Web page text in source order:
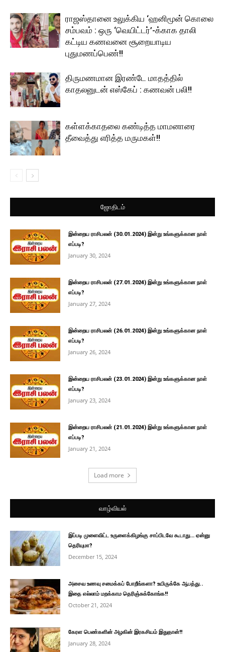
ராஜஸ்தானை உலுக்கிய ‘ஹனிமூன் கொலை
சம்பவம் : ஒரு ‘வெயிட்டர்’-க்காக தாலி
கட்டிய கணவனை சூறையாடிய
புதுமணப்பெண்!!
திருமணமான இரண்டே மாதத்தில்
காதலனுடன் எஸ்கேப் : கணவன் பலி!!
கள்ளக்காதலை கண்டித்த மாமனாரை
தீவைத்து எரித்த மருமகள்!!
ஜோதிடம்
இன்றைய ராசிபலன் (30.01.2024) இன்று உங்களுக்கான நாள்
எப்படி?
January 30, 2024
இன்றைய ராசிபலன் (27.01.2024) இன்று உங்களுக்கான நாள்
எப்படி?
January 27, 2024
இன்றைய ராசிபலன் (26.01.2024) இன்று உங்களுக்கான நாள்
எப்படி?
January 26, 2024
இன்றைய ராசிபலன் (23.01.2024) இன்று உங்களுக்கான நாள்
எப்படி?
January 23, 2024
இன்றைய ராசிபலன் (21.01.2024) இன்று உங்களுக்கான நாள்
எப்படி?
January 21, 2024
Load more
வாழ்வியல்
இப்படி முளைவிட்ட உருளைக்கிழங்கு சாப்பிடவே கூடாது… ஏன்னு
தெரியுமா?
December 15, 2024
அசைவ உணவு சமைக்கப் போறீங்களா? உயிருக்கே ஆபத்து..
இதை எல்லாம் மறக்காம தெரிஞ்சுக்கோங்க!!
October 21, 2024
கேரள பெண்களின் அழகின் இரகசியம் இதுதான்!!
January 28, 2024